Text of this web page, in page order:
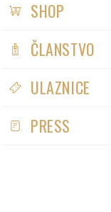
SHOP
ČLANSTVO
ULAZNICE
PRESS